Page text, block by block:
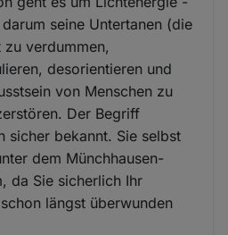
seine Untertanen (die
verdummen,
desorientieren und
von Menschen zu
Der Begriff
sicher bekannt. Sie selbst
dem Münchhausen-
da Sie sicherlich Ihr
längst überwunden